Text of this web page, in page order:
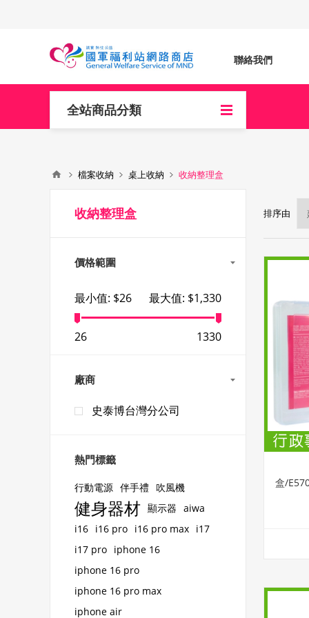
聯絡我們
全站商品分類
檔案收納 桌上收納 收納整理盒
排序由
盒/
收納整理盒
價格範圍
最小值: $26 最大值: $1,330
26 1330
廠商
史泰博台灣分公司
熱門標籤
行動電源 伴手禮 吹風機
健身器材 顯示器 aiwa
i16 i16 pro i16 pro max i17
i17 pro iphone 16
iphone 16 pro
iphone 16 pro max
iphone air